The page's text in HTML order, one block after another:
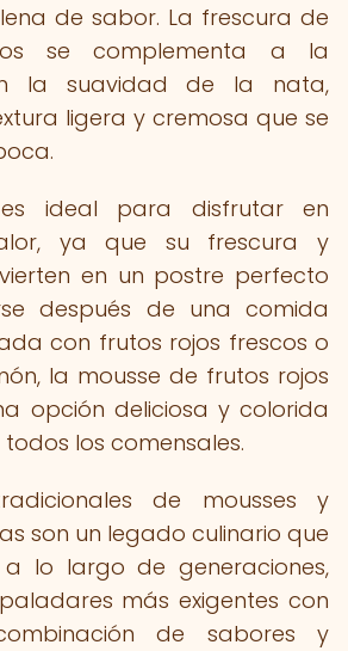
de sabor. La frescura de
se complementa a la
la suavidad de la nata,
ligera y cremosa que se
es ideal para disfrutar en
ya que su frescura y
en un postre perfecto
después de una comida
con frutos rojos frescos o
la mousse de frutos rojos
opción deliciosa y colorida
los comensales.
de mousses y
son un legado culinario que
lo largo de generaciones,
más exigentes con
de sabores y